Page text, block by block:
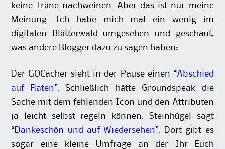
keine Träne nachweinen. Aber das ist nur meine
Meinung. Ich habe mich mal ein wenig im
digitalen Blätterwald umgesehen und geschaut,
was andere Blogger dazu zu sagen haben:
Der GOCacher sieht in der Pause einen “Abschied
auf Raten”.Schließlich hätte Groundspeak die
Sache mit dem fehlenden Icon und den Attributen
ja leicht selbst regeln können. Steinhügel sagt
“Dankeschön und auf Wiedersehen” . Dort gibt es
sogar eine kleine Umfrage an der Ihr Euch